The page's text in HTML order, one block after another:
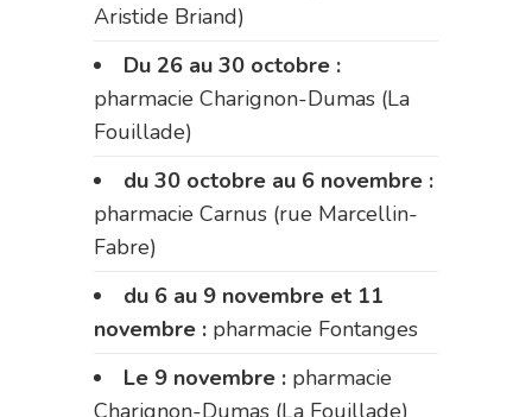
Aristide Briand)
Du 26 au 30 octobre :
pharmacie Charignon-Dumas (La
Fouillade)
du 30 octobre au 6 novembre :
pharmacie Carnus (rue Marcellin-
Fabre)
du 6 au 9 novembre et 11
novembre : pharmacie Fontanges
Le 9 novembre : pharmacie